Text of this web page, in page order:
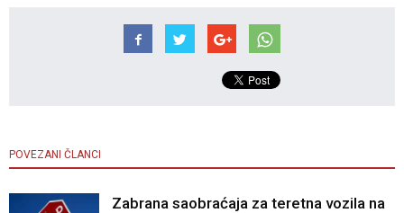
POVEZANI ČLANCI
Zabrana saobraćaja za teretna vozila na